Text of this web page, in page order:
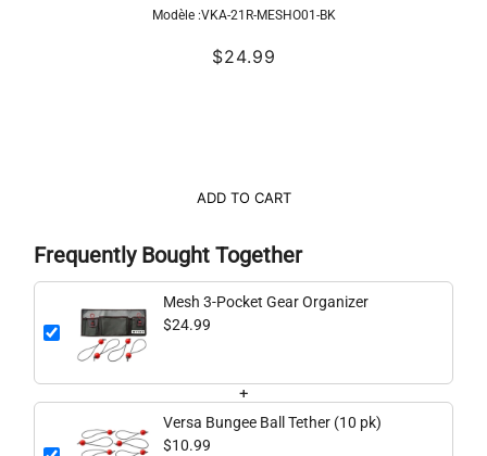
Modèle :VKA-21R-MESHO01-BK
$24.99
ADD TO CART
Frequently Bought Together
Mesh 3-Pocket Gear Organizer
$24.99
+
Versa Bungee Ball Tether (10 pk)
$10.99